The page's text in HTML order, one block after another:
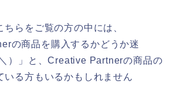
ちらをご覧の方の中には、
の商品を購入するかどうか迷
）」と、Creative Partnerの商品の
いる方もいるかもしれません